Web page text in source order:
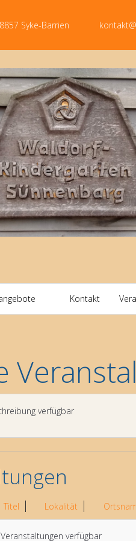
Syke-Barrien
Kontakt
verfügbar
Titel Lokalität
verfügbar